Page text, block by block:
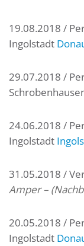
19.08.2018 /
Ingolstadt
29.07.2018 /
24.06.2018 /
Ingolstadt
31.05.2018 /
Amper –
20.05.2018 /
Ingolstadt